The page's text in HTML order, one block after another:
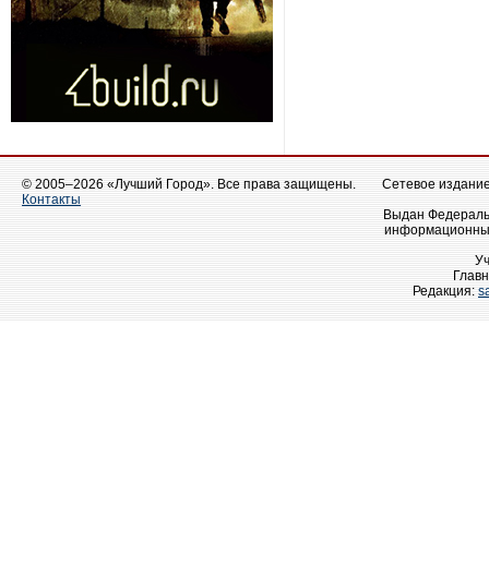
© 2005–2026 «Лучший Город». Все права защищены.
Контакты
Сетевое
Выдан
Редакция: